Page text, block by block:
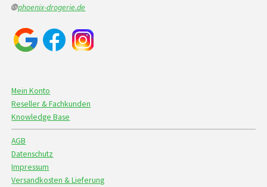
🌐phoenix-drogerie.de
Mein Konto
Reseller & Fachkunden
Knowledge Base
AGB
Datenschutz
Impressum
Versandkosten & Lieferung